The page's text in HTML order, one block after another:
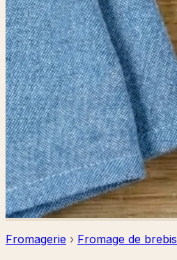
Fromagerie › Fromage de brebis